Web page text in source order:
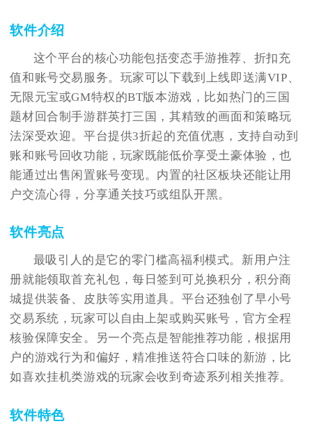
软件介绍
这个平台的核心功能包括变态手游推荐、折扣充
值和账号交易服务。玩家可以下载到上线即送满VIP、
无限元宝或GM特权的BT版本游戏，比如热门的三国
题材回合制手游群英打三国，其精致的画面和策略玩
法深受欢迎。平台提供3折起的充值优惠，支持自动到
账和账号回收功能，玩家既能低价享受土豪体验，也
能通过出售闲置账号变现。内置的社区板块还能让用
户交流心得，分享通关技巧或组队开黑。
软件亮点
最吸引人的是它的零门槛高福利模式。新用户注
册就能领取首充礼包，每日签到可兑换积分，积分商
城提供装备、皮肤等实用道具。平台还独创了早小号
交易系统，玩家可以自由上架或购买账号，官方全程
核验保障安全。另一个亮点是智能推荐功能，根据用
户的游戏行为和偏好，精准推送符合口味的新游，比
如喜欢挂机类游戏的玩家会收到奇迹系列相关推荐。
软件特色